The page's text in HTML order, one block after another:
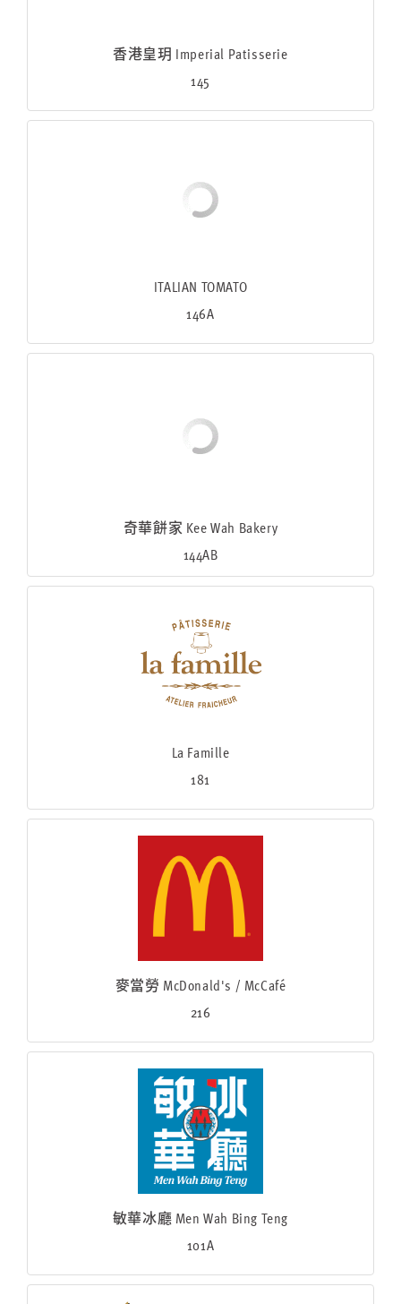
香港皇玥 Imperial Patisserie
145
ITALIAN TOMATO
146A
奇華餅家 Kee Wah Bakery
144AB
La Famille
181
麥當勞 McDonald's / McCafé
216
敏華冰廳 Men Wah Bing Teng
101A